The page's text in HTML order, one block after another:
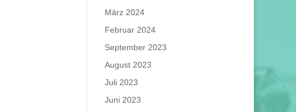
März 2024
Februar 2024
September 2023
August 2023
Juli 2023
Juni 2023